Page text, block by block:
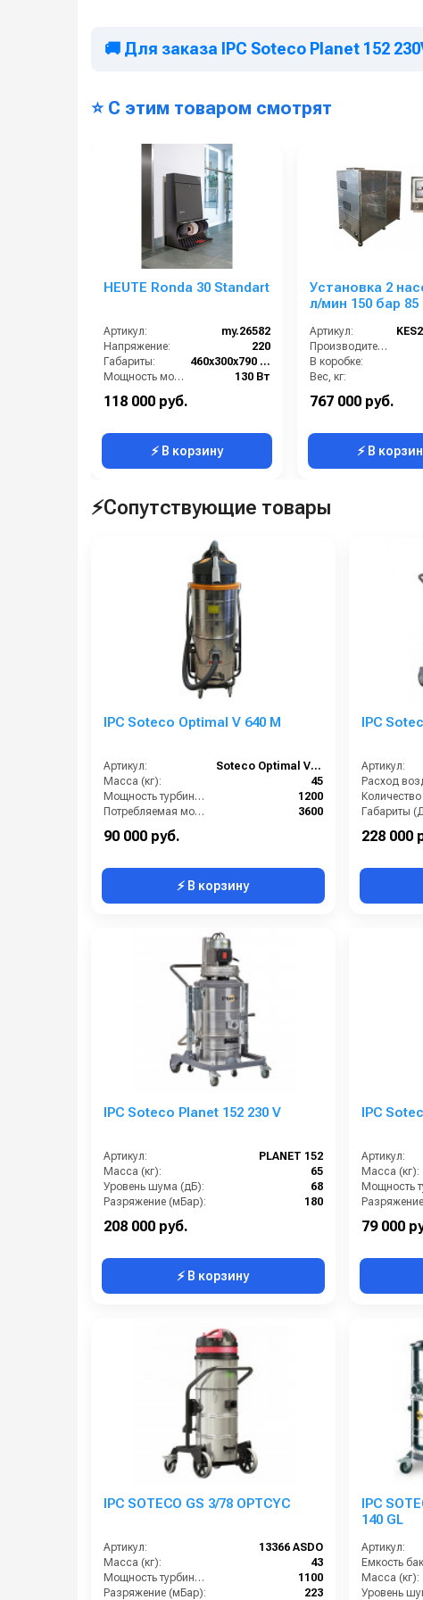
предстоящих работ.
🚚 Для заказа IPC Soteco Planet 152
⭐ С этим товаром смотрят
HEUTE Ronda 30 Standart
Артикул:
my.26582
Напряжение:
220
Габариты:
460х300х790 мм
Мощность мотора щеток:
130 Вт
Производитель:
Масса (кг):
118 000 руб.
⚡ В корзину
Установка 2
л/мин 150 бар 85
средств +
мойки люков.
Артикул:
Производительность (л/мин):
В коробке:
Вес, кг:
Габаритные размеры, мм:
Давление (бар):
767 000 руб.
⚡ В
⚡Сопутствующие товары
IPC Soteco Optimal V 640 M
Артикул:
Soteco Optimal V640 M
Масса (кг):
45
Мощность турбины (Вт):
1200
Потребляемая мощность (Вт):
3600
90 000 руб.
⚡ В корзину
IPC
Артикул:
Габариты
228 000
IPC Soteco Planet 152 230 V
Артикул:
PLANET 152
Масса (кг):
65
Уровень шума (дБ):
68
Разряжение (мБар):
180
Размеры (ДхШхВ):
208 000 руб.
⚡ В корзину
IPC
Артикул:
Масса (кг):
Размеры
79 000
IPC SOTECO GS 3/78 OPTCYC
Артикул:
13366 ASDO
Масса (кг):
43
Мощность турбины (Вт):
1100
Разряжение (мБар):
223
IPC
140 GL
Артикул:
Масса (кг):
Уровень